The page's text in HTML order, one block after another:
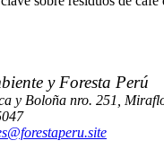
y Foresta Perú
y Boloña nro. 251,